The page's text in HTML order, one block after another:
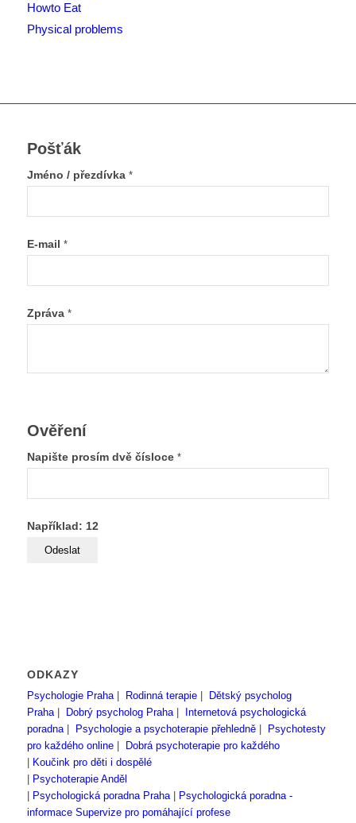
Howto Eat
Physical problems
Pošťák
Jméno / přezdívka *
E-mail *
Zpráva *
Ověření
Napište prosím dvě čísloce *
Například: 12
ODKAZY
Psychologie Praha| Rodinná terapie|
Dětský psycholog
Praha| Dobrý psycholog Praha|
Internetová psychologická
poradna| Psychologie a psychoterapie přehledně|
Psychotesty
pro každého online|
Dobrá psychoterapie pro každého
Koučink pro děti i dospělé
Psychoterapie Anděl
Psychologická poradna Praha|
Psychologická poradna -
informace Supervize pro pomáhající profese